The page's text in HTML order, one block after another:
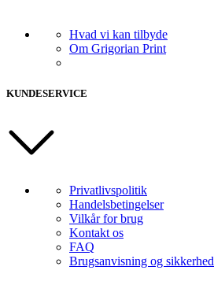
Hvad vi kan tilbyde
Om Grigorian Print
KUNDESERVICE
Privatlivspolitik
Handelsbetingelser
Vilkår for brug
Kontakt os
FAQ
Brugsanvisning og sikkerhed